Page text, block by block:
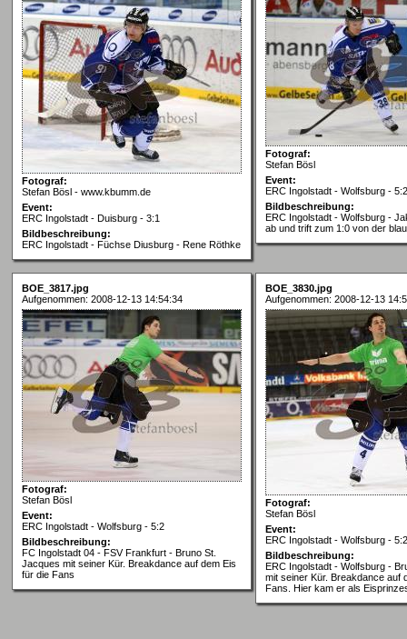
Fotograf:
Stefan Bösl - www.kbumm.de
Event:
ERC Ingolstadt - Duisburg - 3:1
Bildbeschreibung:
ERC Ingolstadt - Füchse Diusburg - Rene Röthke
Fotograf:
Stefan Bösl
Event:
ERC Ingolstadt - Wolfsburg - 5:2
Bildbeschreibung:
ERC Ingolstadt - Wolfsburg -
ab und trift zum 1:0 von der
BOE_3817.jpg
Aufgenommen: 2008-12-13 14:54:34
Fotograf:
Stefan Bösl
Event:
ERC Ingolstadt - Wolfsburg - 5:2
Bildbeschreibung:
FC Ingolstadt 04 - FSV Frankfurt - Bruno St.
Jacques mit seiner Kür. Breakdance auf dem Eis
für die Fans
BOE_3830.jpg
Aufgenommen: 2008-12-13
Fotograf:
Stefan Bösl
Event:
ERC Ingolstadt - Wolfsburg - 5:2
Bildbeschreibung:
ERC Ingolstadt - Wolfsburg -
mit seiner Kür. Breakdance auf
Fans. Hier kam er als